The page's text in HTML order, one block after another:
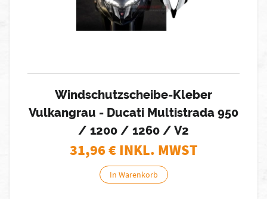
Windschutzscheibe-Kleber
Vulkangrau - Ducati Multistrada 950
/ 1200 / 1260 / V2
31,96€ INKL. MWST
In Warenkorb